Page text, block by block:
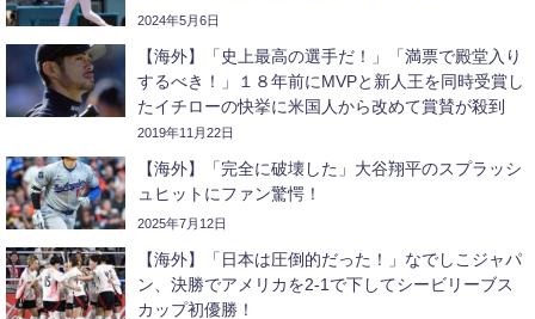
2024年5月6日
【海外】「史上最高の選手だ！」「満票で殿堂入り
するべき！」１８年前にMVPと新人王を同時受賞し
たイチローの快挙に米国人から改めて賞賛が殺到
2019年11月22日
【海外】「完全に破壊した」大谷翔平のスプラッシ
ュヒットにファン驚愕！
2025年7月12日
【海外】「日本は圧倒的だった！」なでしこジャパ
ン、決勝でアメリカを2-1で下してシービリーブス
カップ初優勝！